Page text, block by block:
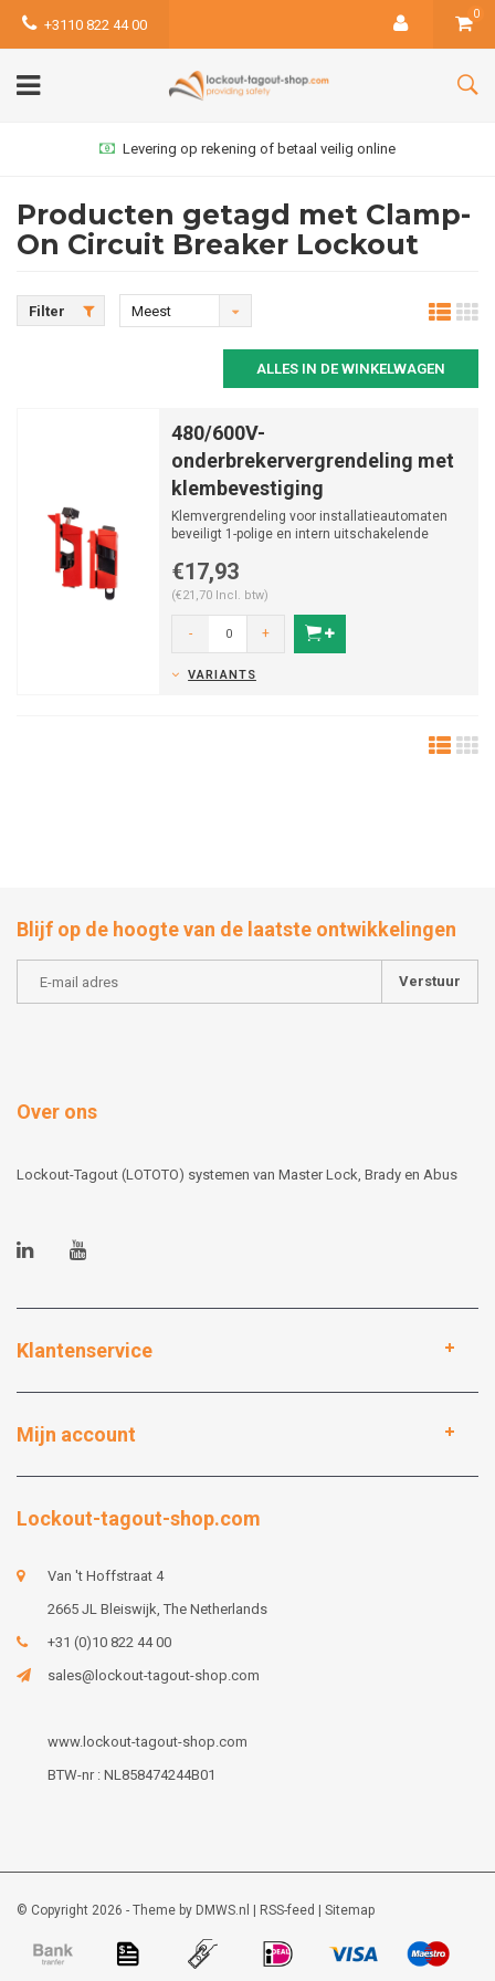
+3110 822 44 00
0
Levering op rekening of betaal veilig online
Producten getagd met Clamp-
On Circuit Breaker Lockout
Filter
Meest
ALLES IN DE WINKELWAGEN
480/600V-
onderbrekervergrendeling met
klembevestiging
Klemvergrendeling voor installatieautomaten
beveiligt 1-polige en intern uitschakelende
€17,93
(€21,70 Incl. btw)
- +
VARIANTS
Blijf op de hoogte van de laatste ontwikkelingen
Verstuur
Over ons
Lockout-Tagout (LOTOTO) systemen van Master Lock, Brady en Abus
Klantenservice
Mijn account
Lockout-tagout-shop.com
Van 't Hoffstraat 4
2665 JL Bleiswijk, The Netherlands
+31 (0)10 822 44 00
sales@lockout-tagout-shop.com
www.lockout-tagout-shop.com
BTW-nr : NL858474244B01
© Copyright 2026 - Theme by DMWS.nl RSS-feed Sitemap